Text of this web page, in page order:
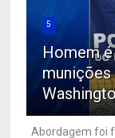
5
Homem
Abordagem foi